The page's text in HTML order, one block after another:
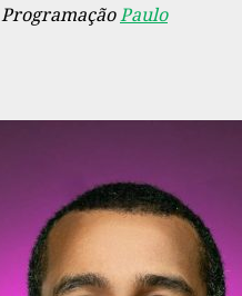
ProgramaçãoPaulo